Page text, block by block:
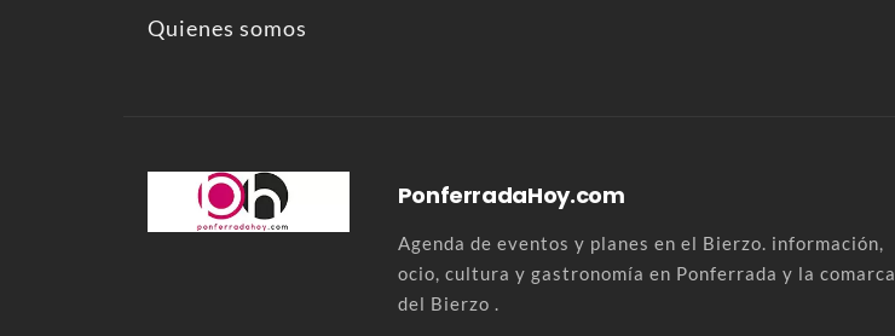
Quienes somos
PonferradaHoy.com
Agenda de eventos y planes en el Bierzo. información,
ocio, cultura y gastronomía en Ponferrada y la comarca
del Bierzo .